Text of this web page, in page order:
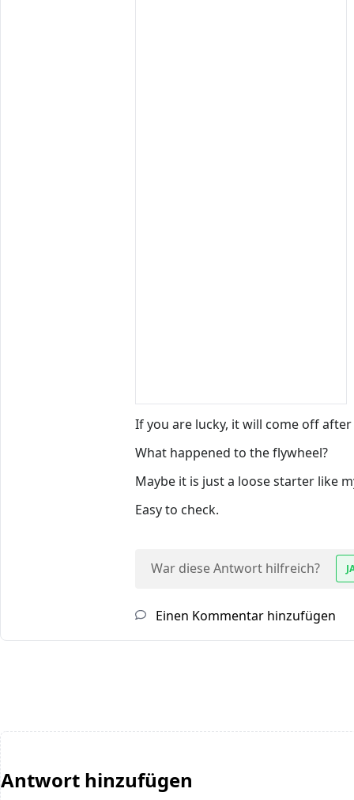
If you are lucky, it will come off
What happened to the flywheel?
Maybe it is just a loose starter like
Easy to check.
War diese Antwort hilfreich?
Einen Kommentar hinzufügen
Antwort hinzufügen